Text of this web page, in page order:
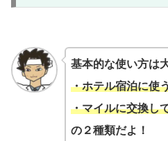
基本的な使い方は
・ホテル宿泊に使
・マイルに交換し
の２種類だよ！